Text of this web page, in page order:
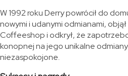
W 1992 roku Derry powrócił do
nowymi i udanymi odmianami,
Coffeeshop i odkrył, że
konopnej na jego unikalne
niezaspokojone.